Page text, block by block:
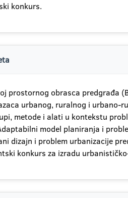
konkurs.
prostornog obrasca predgrađa
urbanog, ruralnog i urbano-
metode i alati u kontekstu
model planiranja i
dizajn i problem urbanizacije
konkurs za izradu